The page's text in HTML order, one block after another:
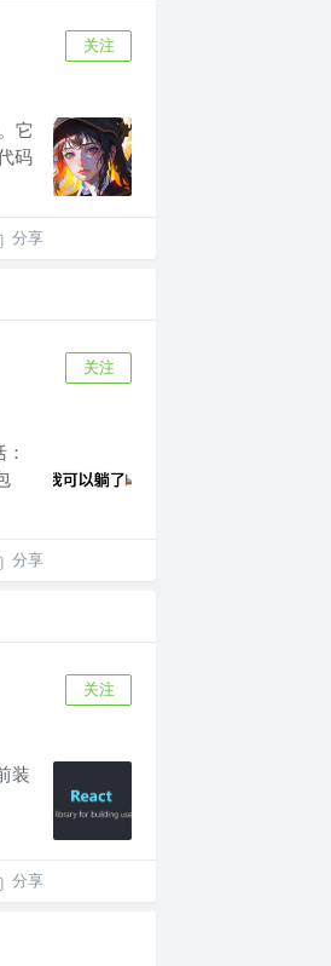
关注
它
码
分享
关注
分享
关注
装
分享